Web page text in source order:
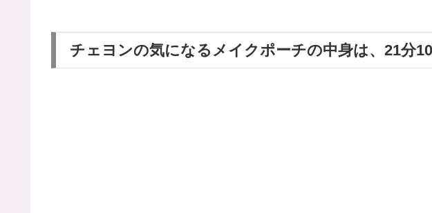
チェヨンの気になるメイクポーチの中身は、21分